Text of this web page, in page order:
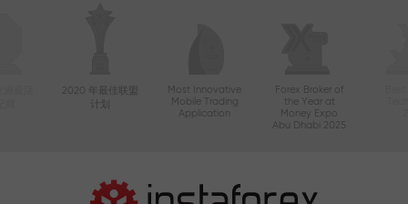
2020 年最佳联盟
Most Innovative
Mobile Trading
Application
Forex Broker of
the Year at
Money Expo
Abu Dhabi 2025